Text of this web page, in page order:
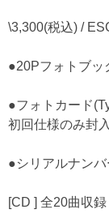
\3,300(税込) /
●20Pフォトブッ
●フォトカード
初回仕様のみ封入
●シリアルナン
[CD ] 全20曲収